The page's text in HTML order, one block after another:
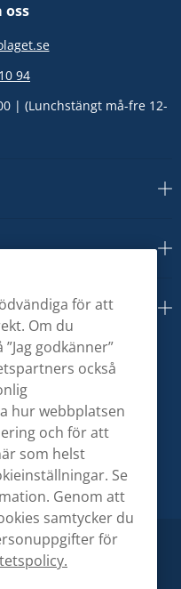
oss
94
| (Lunchstängt må-fre 12-
för att
Om du
godkänner”
också
hur webbplatsen
och för att
som helst
Se
Genom att
samtycker du
för